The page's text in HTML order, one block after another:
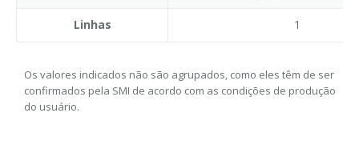
Linhas 1
Os valores indicados não são agrupados, como eles têm de ser
confirmados pela SMI de acordo com as condições de produção
do usuário.